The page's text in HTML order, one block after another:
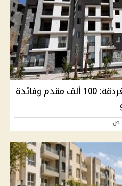
سكن لكل المصريين 7 بالغردقة: 100 ألف مقدم وفائدة